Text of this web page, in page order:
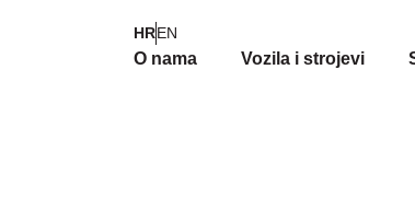
HREN
O nama Vozila i strojevi